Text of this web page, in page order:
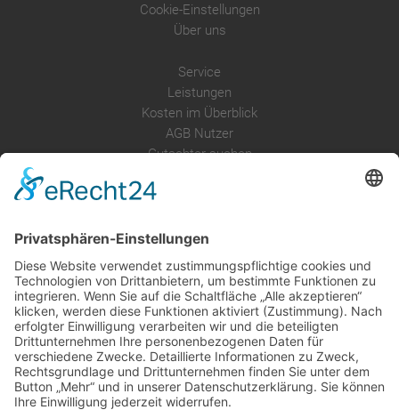
Cookie-Einstellungen
Über uns
Service
Leistungen
Kosten im Überblick
AGB Nutzer
Gutachter suchen
Anfrage
Presse
Partner: Der DGuSV
als Gutachter eintragen
Infos für Suchende